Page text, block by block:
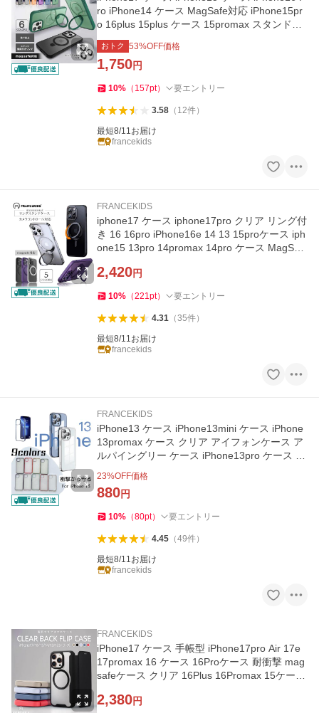
ro iPhone14 ケース MagSafe対応 iPhone15pr
o 16plus 15plus ケース 15promax スタンド機
能 韓国 リング付き 14pro
おトク 53%OFF価格
1,750円
10% （ 157pt） 要エントリー
3.58（ 12件）
最短8/11お届け
francekids
FRANCEKIDS
iphone17 ケース iphone17pro クリア リング付
き 16 16pro iPhone16e 14 13 15proケース iph
one15 13pro 14promax 14pro ケース MagSaf
2,420円
10% （221pt） 要エントリー
4.31（35件）
最短8/11お届け
francekids
FRANCEKIDS
iPhone13 ケース iPhone13mini ケース iPhone
13promax ケース クリア アイフォンケース ア
ルパイングリー ケース iPhone13pro ケース カ
23%OFF価格
880円
10% （80pt） 要エントリー
4.45（49件）
最短8/11お届け
francekids
FRANCEKIDS
iPhone17 ケース 手帳型 iPhone17pro Air 17e
17promax 16 ケース 16Proケース 耐衝撃 mag
safeケース クリア 16Plus 16Promax 15ケース
2,380円